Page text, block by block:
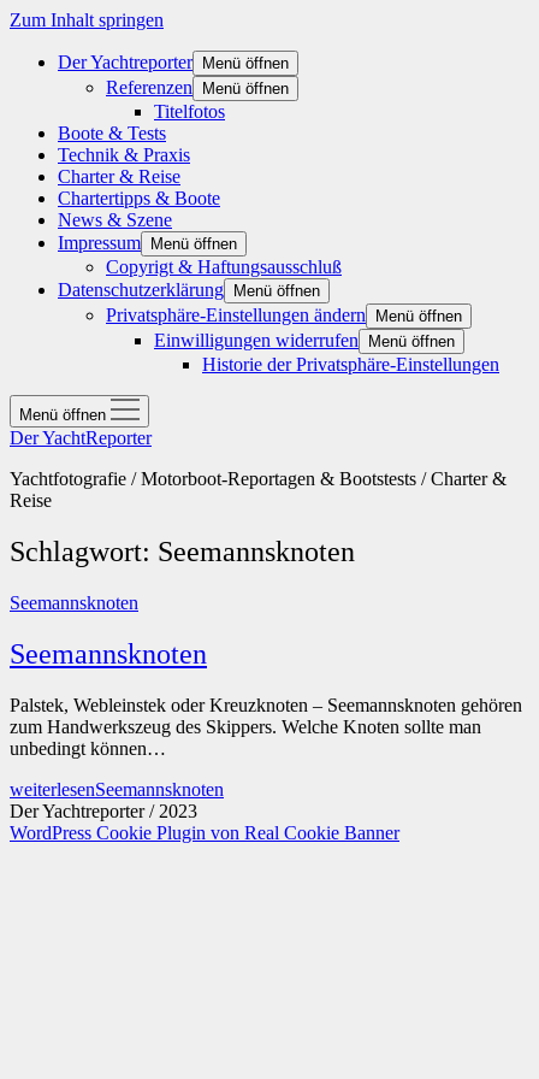
Zum Inhalt springen
Der Yachtreporter Menü öffnen
Referenzen Menü öffnen
Titelfotos
Boote & Tests
Technik & Praxis
Charter & Reise
Chartertipps & Boote
News & Szene
Impressum
Menü öffnen
Copyrigt & Haftungsausschluß
Datenschutzerklärung
Menü öffnen
Privatsphäre-Einstellungen ändern Menü öffnen
Einwilligungen widerrufen Menü öffnen
Historie der Privatsphäre-Einstellungen
Menü öffnen
Der YachtReporter
Yachtfotografie / Motorboot-Reportagen & Bootstests / Charter &
Reise
Schlagwort: Seemannsknoten
Seemannsknoten
Seemannsknoten
Palstek, Webleinstek oder Kreuzknoten – Seemannsknoten gehören
zum Handwerkszeug des Skippers. Welche Knoten sollte man
unbedingt können…
weiterlesenSeemannsknoten
Der Yachtreporter / 2023
WordPress Cookie Plugin von Real Cookie Banner